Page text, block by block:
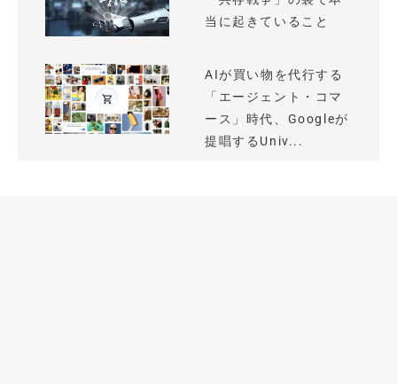
当に起きていること
AIが買い物を代行する
「エージェント・コマ
ース」時代、Googleが
提唱するUniv...